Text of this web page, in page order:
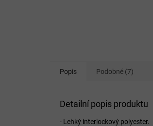
Popis Podobné (7)
Detailní popis produktu
- Lehký interlockový polyester.